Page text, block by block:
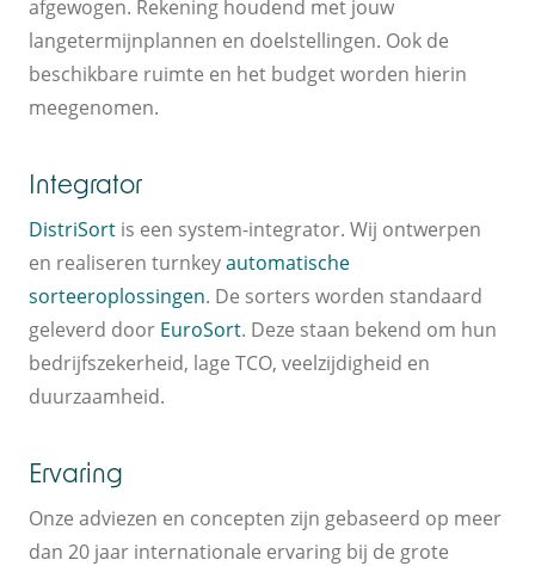
afgewogen. Rekening houdend met jouw
langetermijnplannen en doelstellingen. Ook de
beschikbare ruimte en het budget worden hierin
meegenomen.
Integrator
DistriSort is een system-integrator. Wij ontwerpen
en realiseren turnkeyautomatische
sorteeroplossingen. De sorters worden standaard
geleverd door EuroSort. Deze staan bekend om hun
bedrijfszekerheid, lage TCO, veelzijdigheid en
duurzaamheid.
Ervaring
Onze adviezen en concepten zijn gebaseerd op meer
dan 20 jaar internationale ervaring bij de grote